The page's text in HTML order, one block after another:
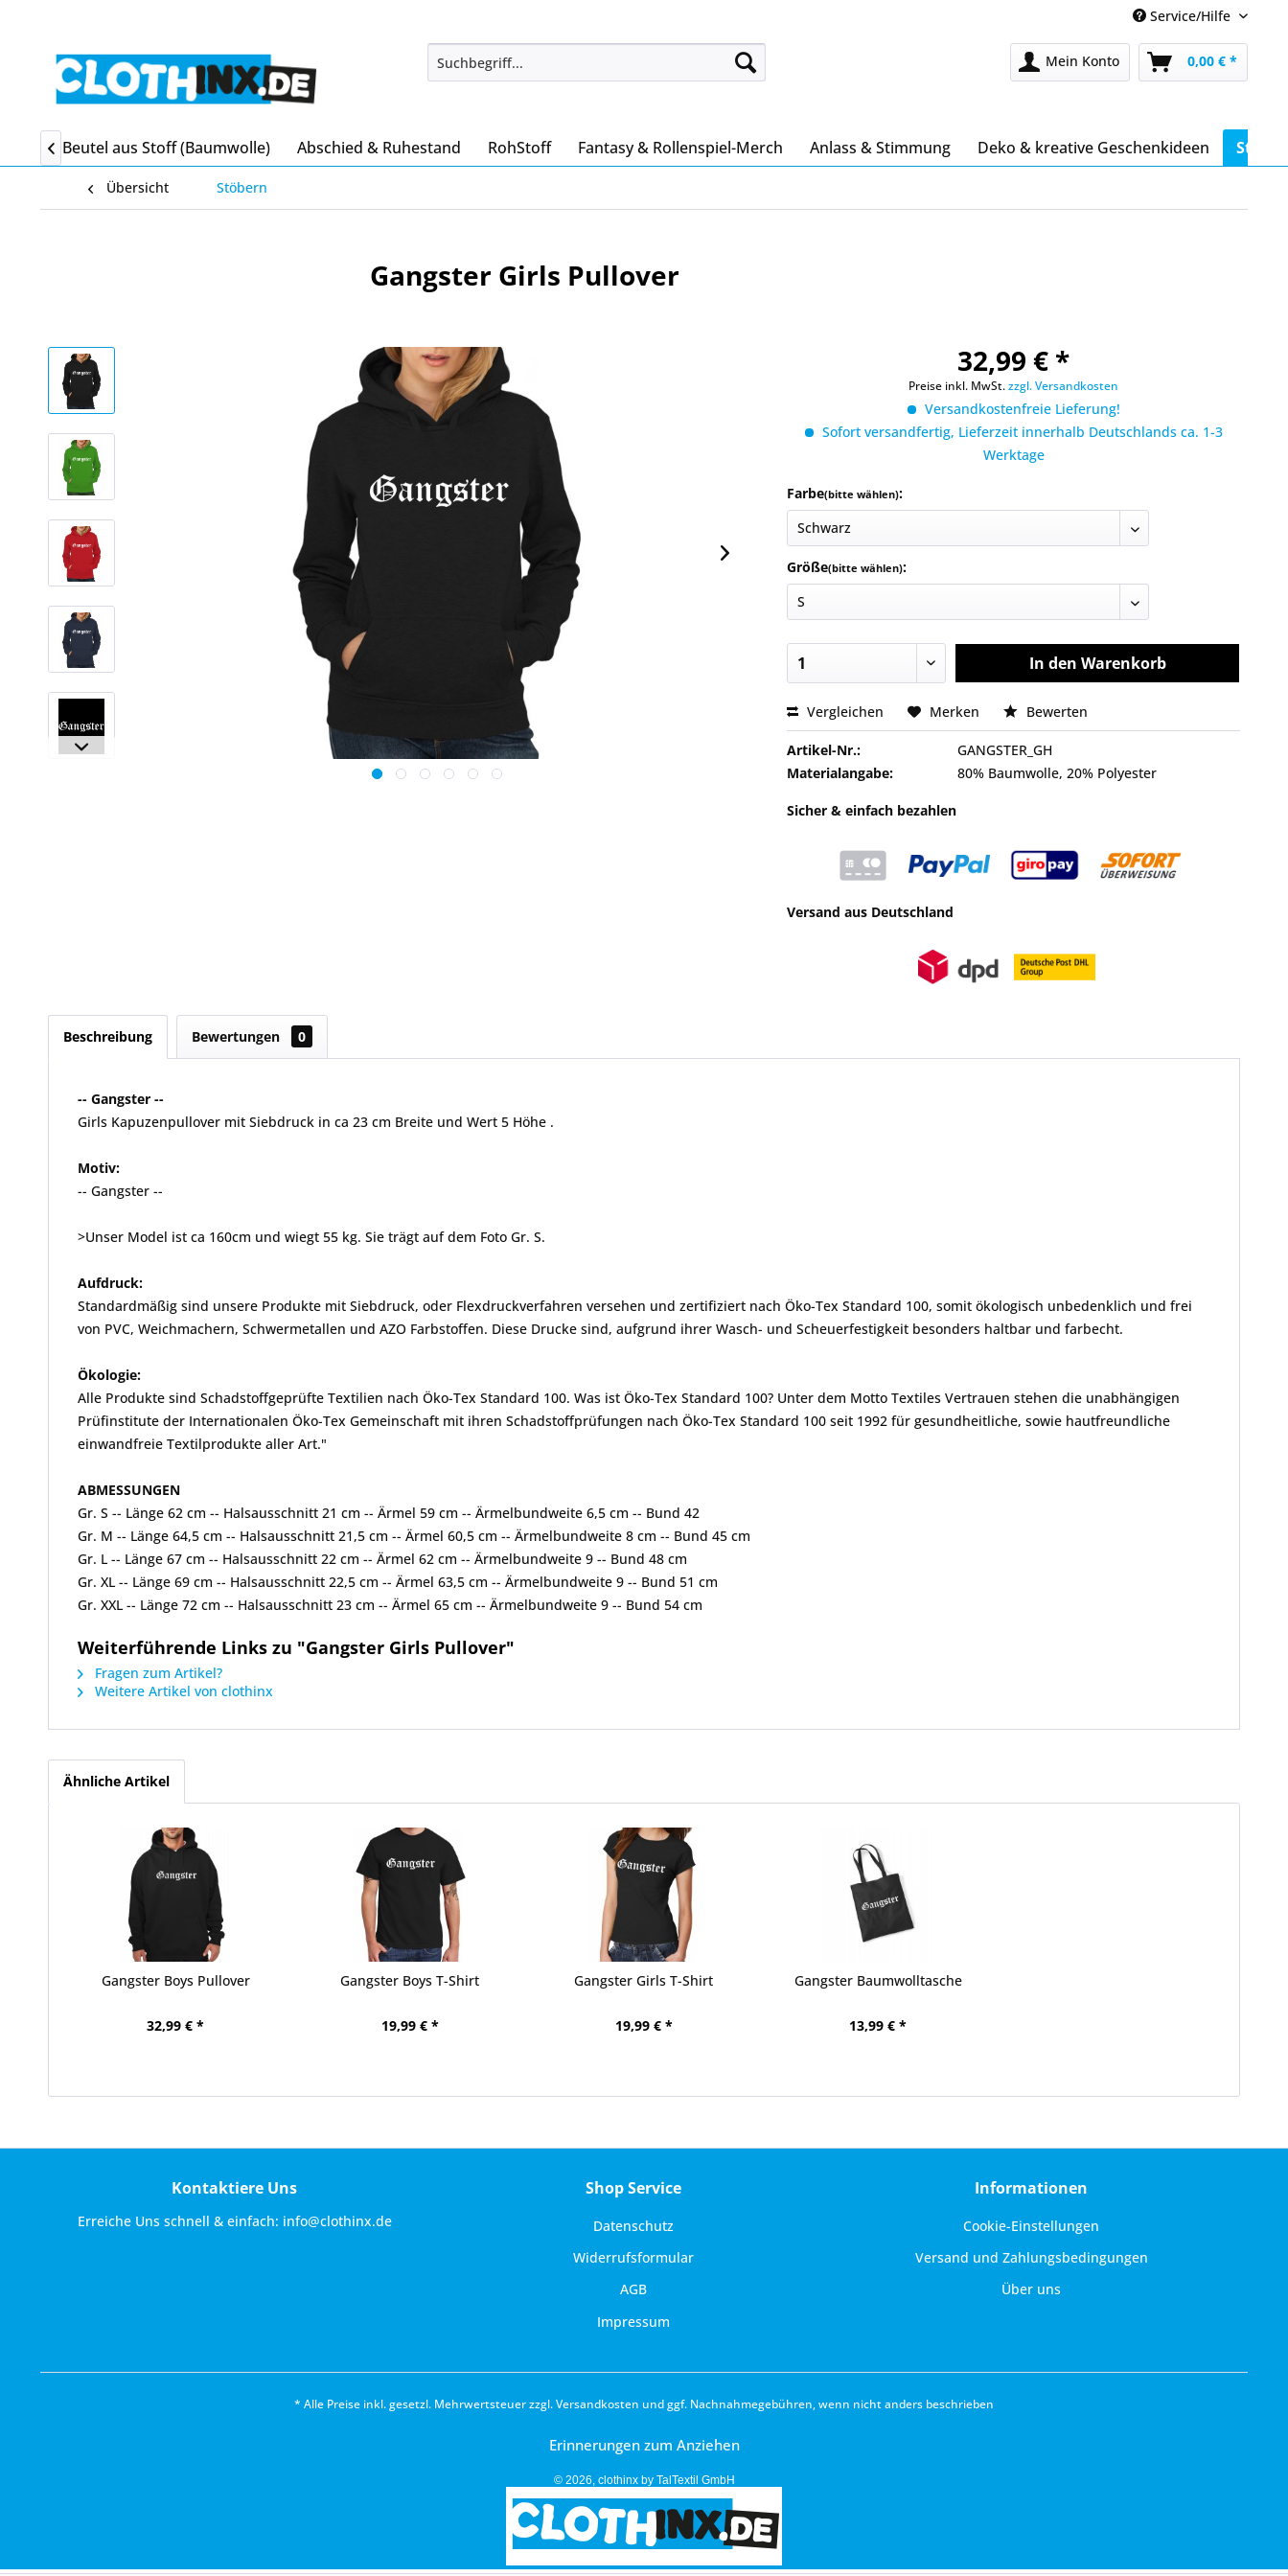
Service/Hilfe
Mein Konto 0,00 € *
Beutel aus Stoff (Baumwolle) Abschied & Ruhestand RohStoff Fantasy & Rollenspiel-Merch Anlass & Stimmung Deko & kreative Geschenkideen

Übersicht Stöbern
Gangster Girls Pullover
32,99 € *
Preise inkl. MwSt.zzgl. Versandkosten
Versandkostenfreie Lieferung!
Sofort versandfertig, Lieferzeit innerhalb Deutschlands ca. 1-3
Werktage
Farbe(bitte wählen):
Größe(bitte wählen):
In den Warenkorb
Vergleichen Merken Bewerten
Artikel-Nr.:
GANGSTER_GH
Materialangabe:
80% Baumwolle, 20% Polyester
Sicher & einfach bezahlen
Versand aus Deutschland
Beschreibung Bewertungen 0
-- Gangster --
Girls Kapuzenpullover mit Siebdruck in ca 23 cm Breite und Wert 5 Höhe .
Motiv:
-- Gangster --
>Unser Model ist ca 160cm und wiegt 55 kg. Sie trägt auf dem Foto Gr. S.
Aufdruck:
Standardmäßig sind unsere Produkte mit Siebdruck, oder Flexdruckverfahren versehen und zertifiziert nach Öko-Tex Standard 100, somit ökologisch unbedenklich und frei
von PVC, Weichmachern, Schwermetallen und AZO Farbstoffen. Diese Drucke sind, aufgrund ihrer Wasch- und Scheuerfestigkeit besonders haltbar und farbecht.
Ökologie:
Alle Produkte sind Schadstoffgeprüfte Textilien nach Öko-Tex Standard 100. Was ist Öko-Tex Standard 100? Unter dem Motto Textiles Vertrauen stehen die unabhängigen
Prüfinstitute der Internationalen Öko-Tex Gemeinschaft mit ihren Schadstoffprüfungen nach Öko-Tex Standard 100 seit 1992 für gesundheitliche, sowie hautfreundliche
einwandfreie Textilprodukte aller Art."
ABMESSUNGEN
Gr. S -- Länge 62 cm -- Halsausschnitt 21 cm -- Ärmel 59 cm -- Ärmelbundweite 6,5 cm -- Bund 42
Gr. M -- Länge 64,5 cm -- Halsausschnitt 21,5 cm -- Ärmel 60,5 cm -- Ärmelbundweite 8 cm -- Bund 45 cm
Gr. L -- Länge 67 cm -- Halsausschnitt 22 cm -- Ärmel 62 cm -- Ärmelbundweite 9 -- Bund 48 cm
Gr. XL -- Länge 69 cm -- Halsausschnitt 22,5 cm -- Ärmel 63,5 cm -- Ärmelbundweite 9 -- Bund 51 cm
Gr. XXL -- Länge 72 cm -- Halsausschnitt 23 cm -- Ärmel 65 cm -- Ärmelbundweite 9 -- Bund 54 cm
Weiterführende Links zu "Gangster Girls Pullover"
Fragen zum Artikel?
Weitere Artikel von clothinx
Ähnliche Artikel
Gangster Boys Pullover
32,99 € *
Gangster Boys T-Shirt
19,99 € *
Gangster Girls T-Shirt
19,99 € *
Gangster Baumwolltasche
13,99 € *
Kontaktiere Uns
Erreiche Uns schnell & einfach: info@clothinx.de
Shop Service
Datenschutz
Widerrufsformular
AGB
Impressum
Informationen
Cookie-Einstellungen
Versand und Zahlungsbedingungen
Über uns
* Alle Preise inkl. gesetzl. Mehrwertsteuer zzgl.Versandkosten und ggf. Nachnahmegebühren, wenn nicht anders beschrieben
Erinnerungen zum Anziehen
© 2026, clothinx by TalTextil GmbH